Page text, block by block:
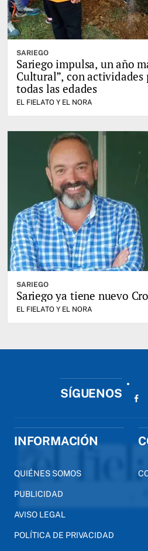
SARIEGO
Sariego impulsa, un año
Cultural”, con actividades
todas las edades
EL FIELATO Y EL NORA
SARIEGO
Sariego ya tiene nuevo
EL FIELATO Y EL NORA
SÍGUENOS
INFORMACIÓN
QUIÉNES SOMOS
PUBLICIDAD
AVISO LEGAL
POLÍTICA DE PRIVACIDAD